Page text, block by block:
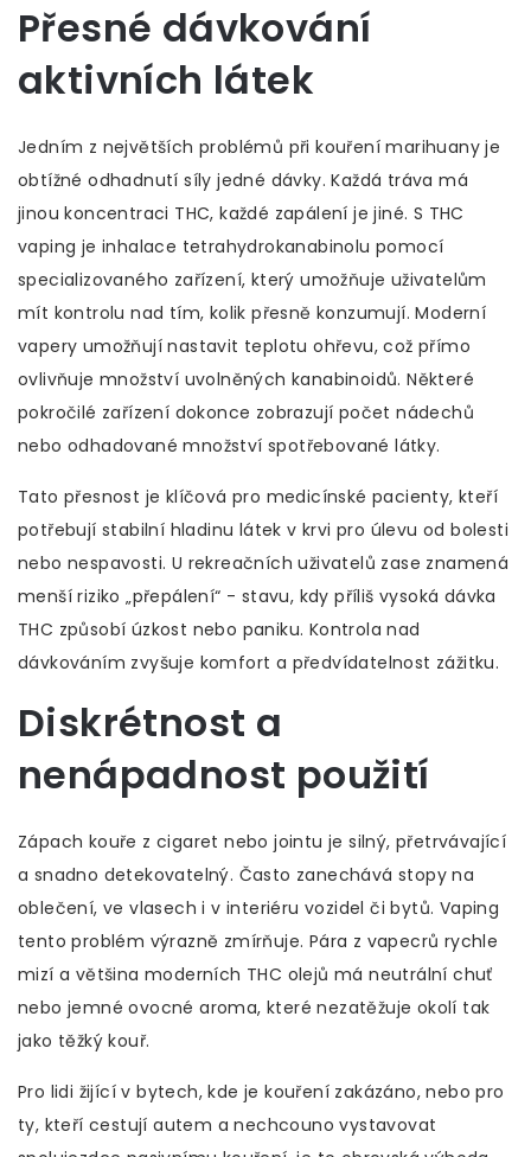
Přesné dávkování
aktivních látek
Jedním z největších problémů při kouření marihuany je
obtížné odhadnutí síly jedné dávky. Každá tráva má
jinou koncentraci THC, každé zapálení je jiné. S THC
vaping jeinhalace tetrahydrokanabinolu pomocí
specializovaného zařízení, který umožňuje uživatelům
mít kontrolu nad tím, kolik přesně konzumují. Moderní
vapery umožňují nastavit teplotu ohřevu, což přímo
ovlivňuje množství uvolněných kanabinoidů. Některé
pokročilé zařízení dokonce zobrazují počet nádechů
nebo odhadované množství spotřebované látky.
Tato přesnost je klíčová pro medicínské pacienty, kteří
potřebují stabilní hladinu látek v krvi pro úlevu od bolesti
nebo nespavosti. U rekreačních uživatelů zase znamená
menší riziko „přepálení“ - stavu, kdy příliš vysoká dávka
THC způsobí úzkost nebo paniku. Kontrola nad
dávkováním zvyšuje komfort a předvídatelnost zážitku.
Diskrétnost a
nenápadnost použití
Zápach kouře z cigaret nebo jointu je silný, přetrvávající
a snadno detekovatelný. Často zanechává stopy na
oblečení, ve vlasech i v interiéru vozidel či bytů. Vaping
tento problém výrazně zmírňuje. Pára z vapecrů rychle
mizí a většina moderních THC olejů má neutrální chuť
nebo jemné ovocné aroma, které nezatěžuje okolí tak
jako těžký kouř.
Pro lidi žijící v bytech, kde je kouření zakázáno, nebo pro
ty, kteří cestují autem a nechcouno vystavovat